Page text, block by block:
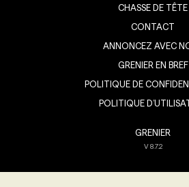
CHASSE DE TÊTE
CONTACT
ANNONCEZ AVEC
GRENIER EN BREF
POLITIQUE DE
POLITIQUE
GRENIER
V8.7.2